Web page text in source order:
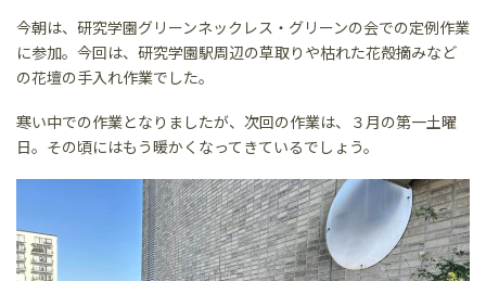
今朝は、研究学園グリーンネックレス・グリーンの会での定例作業
に参加。今回は、研究学園駅周辺の草取りや枯れた花殻摘みなど
の花壇の手入れ作業でした。
寒い中での作業となりましたが、次回の作業は、３月の第一土曜
日。その頃にはもう暖かくなってきているでしょう。